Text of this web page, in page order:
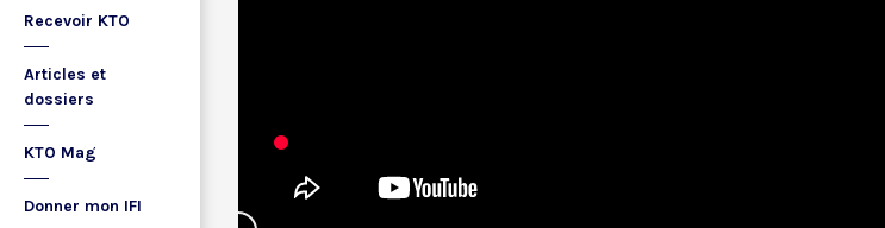
Recevoir KTO
Articles et
dossiers
KTO Mag
Donner mon IFI